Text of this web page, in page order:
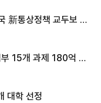
新통상정책 교두보 활
15개 과제 180억 지
대학 선정